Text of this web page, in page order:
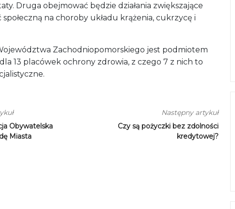
Druga obejmować będzie działania zwiększające
społeczną na choroby układu krążenia, cukrzycę i
Zachodniopomorskiego jest podmiotem
13 placówek ochrony zdrowia, z czego 7 z nich to
Obywatelska
Miasta
Następny artykuł
Czy są pożyczki bez zdolności
kredytowej?